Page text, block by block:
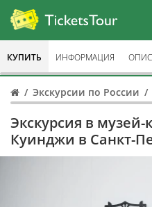
Экскурсии по России
Экскурсия в музей-
Куинджи в Санкт-
КУПИТЬ ИНФОРМАЦИЯ